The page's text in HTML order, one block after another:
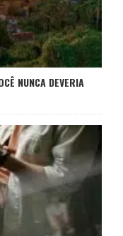
NUNCA DEVERIA